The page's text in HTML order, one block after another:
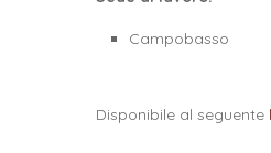
Campobasso
Disponibile al seguente